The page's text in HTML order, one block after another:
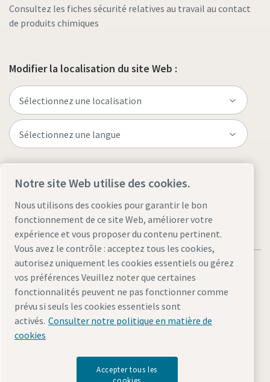
Consultez les fiches sécurité relatives au travail au contact
de produits chimiques
Modifier la localisation du site Web :
Mentions légales et politique de confidentialité
Gérer les cookies
© 2026 Atlas Copco
Notre site Web utilise des cookies.
Nous utilisons des cookies pour garantir le bon
fonctionnement de ce site Web, améliorer votre
expérience et vous proposer du contenu pertinent.
Vous avez le contrôle : acceptez tous les cookies,
autorisez uniquement les cookies essentiels ou gérez
vos préférences Veuillez noter que certaines
fonctionnalités peuvent ne pas fonctionner comme
prévu si seuls les cookies essentiels sont
activés. Consulter notre politique en matière de
cookies
Accepter tous les